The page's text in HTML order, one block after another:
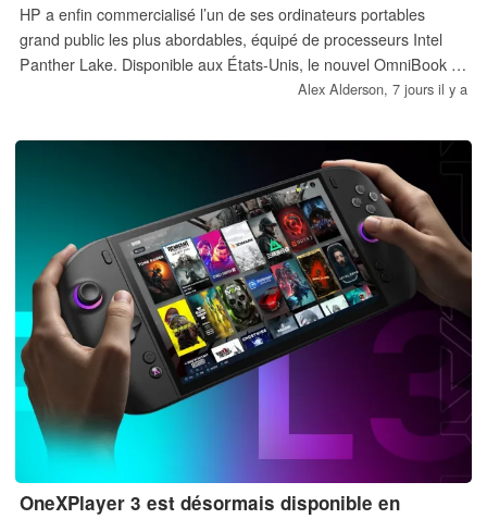
HP a enfin commercialisé l’un de ses ordinateurs portables
grand public les plus abordables, équipé de processeurs Intel
Panther Lake. Disponible aux États-Unis, le nouvel OmniBook 5
14 est proposé à partir de 1 289 $, mais peut être configuré
un écran OLED 2,8K combinant un taux de rafraîchissement de
120 Hz et une luminosité maximale de 1 100 nits en mode HDR.
Alex Alderson, 7 jours il y a
OneXPlayer 3 est désormais disponible en